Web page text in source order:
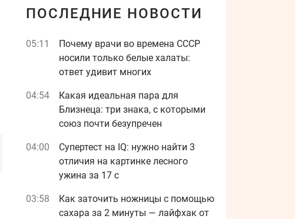
ПОСЛЕДНИЕ НОВОСТИ
05:11
Почему врачи во времена СССР
носили только белые халаты:
ответ удивит многих
04:54
Какая идеальная пара для
Близнеца: три знака, с которыми
союз почти безупречен
04:00
Супертест на IQ: нужно найти 3
отличия на картинке лесного
ужина за 17 с
03:58
Как заточить ножницы с помощью
сахара за 2 минуты — лайфхак от